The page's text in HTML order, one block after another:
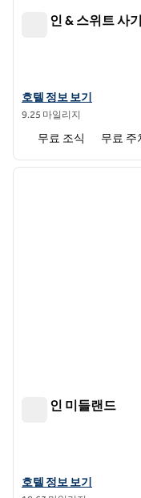
햄튼 인 & 스위트 사
햄튼 인 & 스위트 사기노
호텔 정보 보기
9.25 마일리지
무료 조식 무료 주
1/12
햄튼 인 미들랜드
햄튼 인 미들랜드의 호텔
호텔 정보 보기